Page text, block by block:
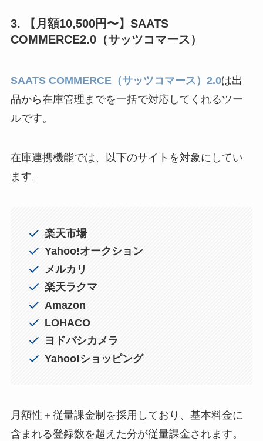
3. 【月額10,500円〜】SAATS
COMMERCE2.0（サッツコマース）
SAATS COMMERCE（サッツコマース）2.0は出
品から在庫管理までを一括で対応してくれるツー
ルです。
在庫連携機能では、以下のサイトを対象にしてい
ます。
楽天市場
Yahoo!オークション
メルカリ
楽天ラクマ
Amazon
LOHACO
ヨドバシカメラ
Yahoo!ショッピング
月額性＋従量課金制を採用しており、基本料金に
含まれる登録数を超えた分が従量課金されます。